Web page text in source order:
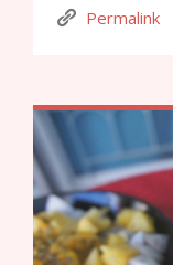
Permalink